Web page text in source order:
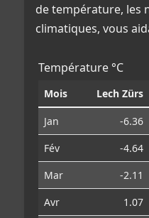
de température, les
climatiques, vous
Température °C
Mois Lech Zürs
Jan -6.36
Fév
-4.64
Mar
-2.11
Avr
1.07